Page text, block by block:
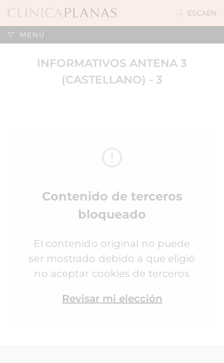
ESCAEN
MENÚ
INFORMATIVOS ANTENA 3
(CASTELLANO) - 3
Contenido de terceros
bloqueado
El contenido original no puede
ser mostrado debido a que eligió
no aceptar cookies de terceros
Revisar mi elección